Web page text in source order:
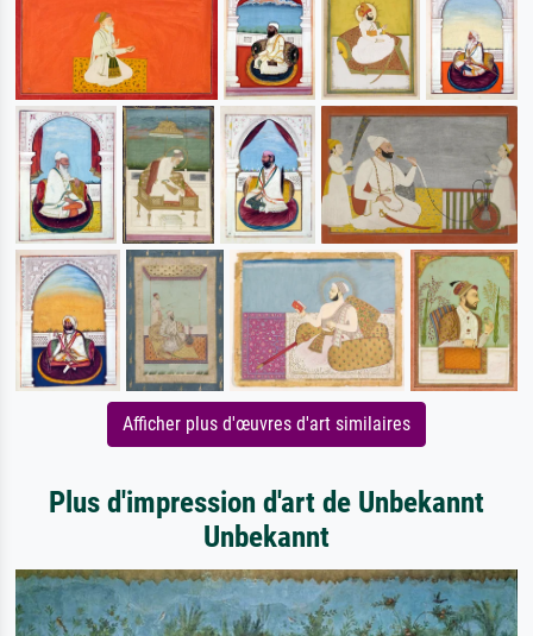
Afficher plus d'œuvres d'art similaires
Plus d'impression d'art de Unbekannt
Unbekannt